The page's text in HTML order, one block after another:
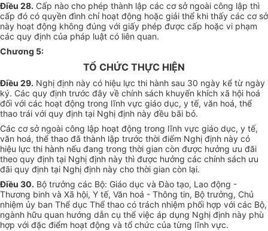
Điều 28. Cấp nào cho phép thành lập các cơ sở ngoài công lập thì
cấp đó có quyền đình chỉ hoạt động hoặc giải thể khi thấy các cơ sở
này hoạt động không đúng với giấy phép được cấp hoặc vi phạm
các quy định của pháp luật có liên quan.
Chương 5:
TỔ CHỨC THỰC HIỆN
Điều 29. Nghị định này có hiệu lực thi hành sau 30 ngày kể từ ngày
ký. Các quy định trước đây về chính sách khuyến khích xã hội hoá
đối với các hoạt động trong lĩnh vực giáo dục, y tế, văn hoá, thể
thao trái với quy định tại Nghị định này đều bãi bỏ.
Các cơ sở ngoài công lập hoạt động trong lĩnh vực giáo dục, y tế,
văn hoá, thể thao đã thành lập trước thời điểm Nghị định này có
hiệu lực thi hành nếu đang trong thời gian còn được hưởng ưu đãi
theo quy định tại Nghị định này thì được hưởng các chính sách ưu
đãi quy định tại Nghị định này cho thời gian còn lại.
Điều 30. Bộ trưởng các Bộ: Giáo dục và Đào tạo, Lao động -
Thương binh và Xã hội, Y tế, Văn hoá - Thông tin, Bộ trưởng, Chủ
nhiệm ủy ban Thể dục Thể thao có trách nhiệm phối hợp với các Bộ,
ngành hữu quan hướng dẫn cụ thể việc áp dụng Nghị định này phù
hợp với đặc điểm hoạt động và tổ chức của từng lĩnh vực.